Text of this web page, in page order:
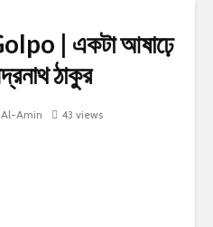
| একটা আষাঢ়ে
ঠাকুর
Amin 43 views